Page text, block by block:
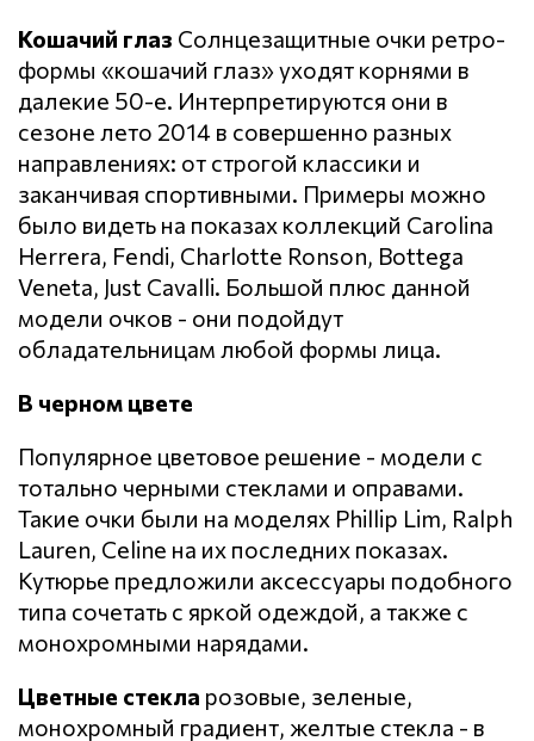
Кошачий глаз Солнцезащитные очки ретро-
формы «кошачий глаз» уходят корнями в
далекие 50-е. Интерпретируются они в
сезоне лето 2014 в совершенно разных
направлениях: от строгой классики и
заканчивая спортивными. Примеры можно
было видеть на показах коллекций Carolina
Herrera, Fendi, Charlotte Ronson, Bottega
Veneta, Just Cavalli. Большой плюс данной
модели очков - они подойдут
обладательницам любой формы лица.
В черном цвете
Популярное цветовое решение - модели с
тотально черными стеклами и оправами.
Такие очки были на моделях Phillip Lim, Ralph
Lauren, Celine на их последних показах.
Кутюрье предложили аксессуары подобного
типа сочетать с яркой одеждой, а также с
монохромными нарядами.
Цветные стекла розовые, зеленые,
монохромный градиент, желтые стекла - в